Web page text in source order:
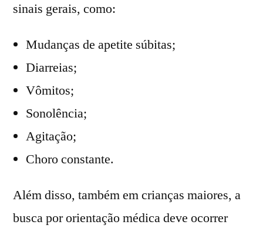
sinais gerais, como:
Mudanças de apetite súbitas;
Diarreias;
Vômitos;
Sonolência;
Agitação;
Choro constante.
Além disso, também em crianças maiores, a
busca por orientação médica deve ocorrer